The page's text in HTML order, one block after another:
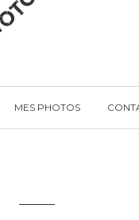
MES PHOTOS